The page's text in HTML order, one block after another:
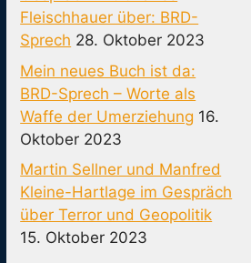
Fleischhauer über: BRD-
Sprech 28. Oktober 2023
Mein neues Buch ist da:
BRD-Sprech – Worte als
Waffe der Umerziehung 16.
Oktober 2023
Martin Sellner und Manfred
Kleine-Hartlage im Gespräch
über Terror und Geopolitik
15. Oktober 2023